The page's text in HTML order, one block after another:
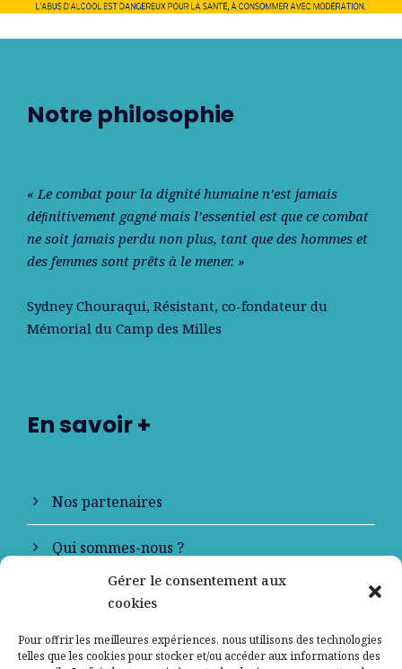
Gérer le consentement aux
cookies
Pour offrir les meilleures expériences, nous utilisons des technologies
telles que les cookies pour stocker et/ou accéder aux informations des
Notre philosophie
« Le combat pour la dignité humaine n’est jamais
déﬁnitivement gagné mais l’essentiel est que ce combat
ne soit jamais perdu non plus, tant que des hommes et
des femmes sont prêts à le mener. »
Sydney Chouraqui, Résistant, co-fondateur du
Mémorial du Camp des Milles
En savoir +
Nos partenaires
Qui sommes-nous ?
Contactez-nous
Mentions légales